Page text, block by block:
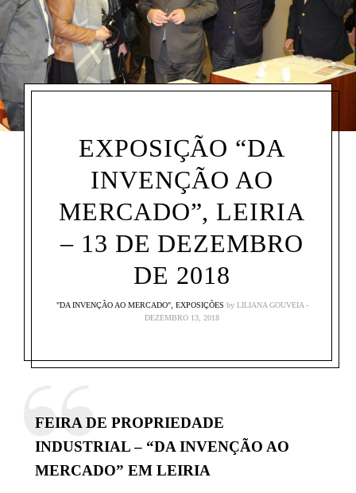
EXPOSIÇÃO “DA
INVENÇÃO AO
MERCADO”, LEIRIA
– 13 DE DEZEMBRO
DE 2018
"DA INVENÇÃO AO MERCADO", EXPOSIÇÕES by LILIANA GOUVEIA
DEZEMBRO 13, 2018
FEIRA DE PROPRIEDADE
INDUSTRIAL – “DA INVENÇÃO AO
MERCADO” EM LEIRIA